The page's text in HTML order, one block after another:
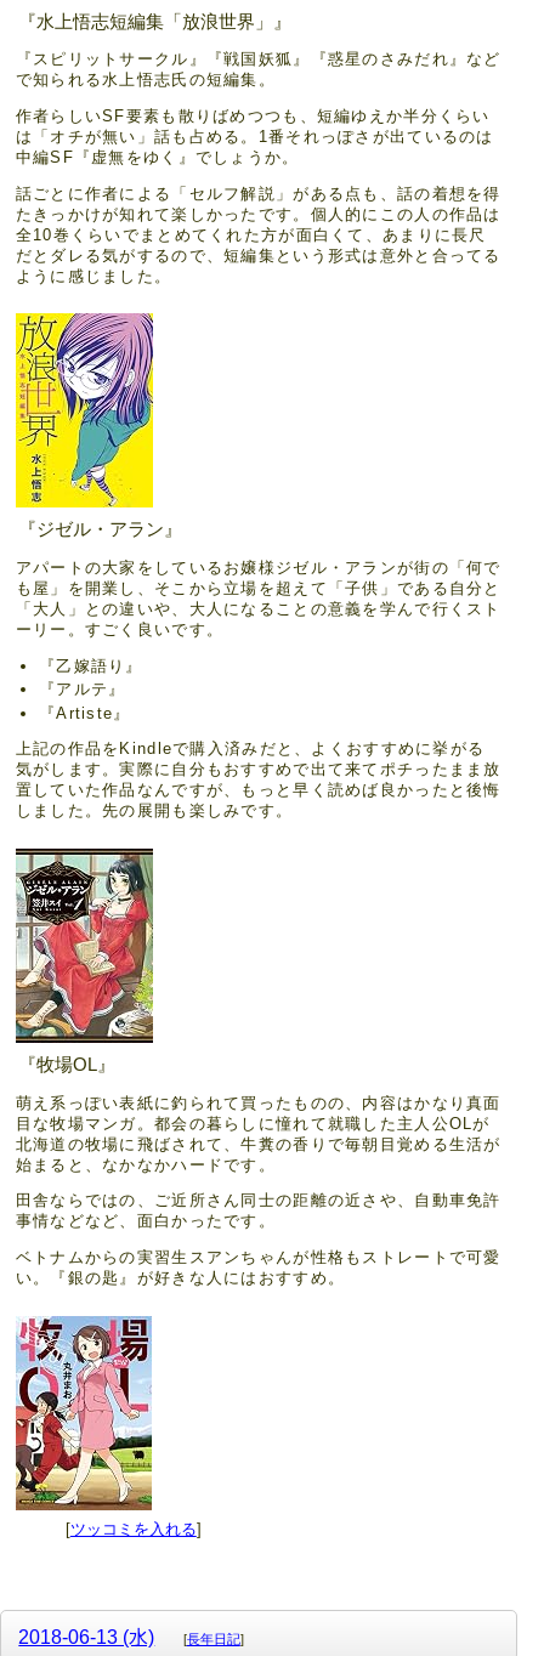
『水上悟志短編集「放浪世界」』
『スピリットサークル』『戦国妖狐』『惑星のさみだれ』など
で知られる水上悟志氏の短編集。
作者らしいSF要素も散りばめつつも、短編ゆえか半分くらい
は「オチが無い」話も占める。1番それっぽさが出ているのは
中編SF『虚無をゆく』でしょうか。
話ごとに作者による「セルフ解説」がある点も、話の着想を得
たきっかけが知れて楽しかったです。個人的にこの人の作品は
全10巻くらいでまとめてくれた方が面白くて、あまりに長尺
だとダレる気がするので、短編集という形式は意外と合ってる
ように感じました。
『ジゼル・アラン』
アパートの大家をしているお嬢様ジゼル・アランが街の「何で
も屋」を開業し、そこから立場を超えて「子供」である自分と
「大人」との違いや、大人になることの意義を学んで行くスト
ーリー。すごく良いです。
『乙嫁語り』
『アルテ』
『Artiste』
上記の作品をKindleで購入済みだと、よくおすすめに挙がる
気がします。実際に自分もおすすめで出て来てポチったまま放
置していた作品なんですが、もっと早く読めば良かったと後悔
しました。先の展開も楽しみです。
『牧場OL』
萌え系っぽい表紙に釣られて買ったものの、内容はかなり真面
目な牧場マンガ。都会の暮らしに憧れて就職した主人公OLが
北海道の牧場に飛ばされて、牛糞の香りで毎朝目覚める生活が
始まると、なかなかハードです。
田舎ならではの、ご近所さん同士の距離の近さや、自動車免許
事情などなど、面白かったです。
ベトナムからの実習生スアンちゃんが性格もストレートで可愛
い。『銀の匙』が好きな人にはおすすめ。
[ツッコミを入れる]
2018-06-13 (水) [長年日記]